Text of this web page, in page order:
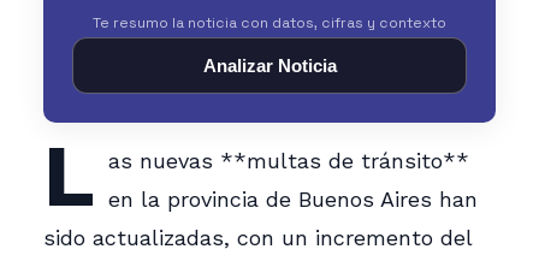
Te resumo la noticia con datos, cifras y contexto
Analizar Noticia
L
as nuevas **multas de tránsito**
en la provincia de Buenos Aires han
sido actualizadas, con un incremento del